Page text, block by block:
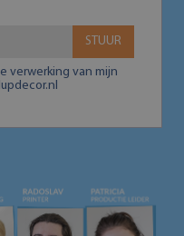
STUUR
verwerking van mijn